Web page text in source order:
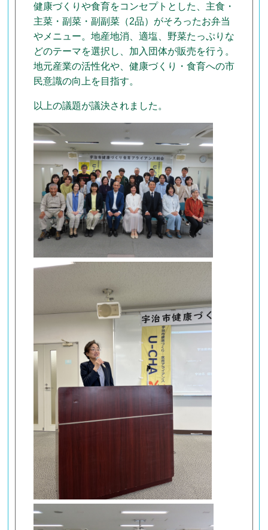
健康づくりや食育をコンセプトとした、主食・
主菜・副菜・副副菜（2品）がそろったお弁当
やメニュー。地産地消、適塩、野菜たっぷりな
どのテーマを選択し、加入団体が販売を行う。
地元産業の活性化や、健康づくり・食育への市
民意識の向上を目指す。
以上の議題が議決されました。